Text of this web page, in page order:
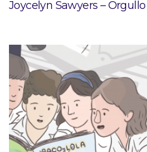
Joycelyn Sawyers –